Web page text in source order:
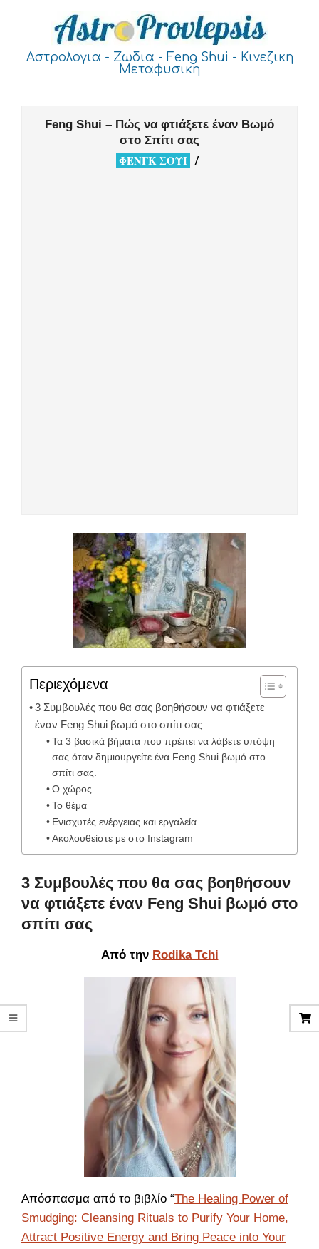
ASTROPROVLEPSIS
Αστρολογια - Ζωδια - Feng Shui - Κινεζικη
Μεταφυσικη
Feng Shui – Πώς να φτιάξετε έναν Βωμό
στο Σπίτι σας
ΦΕΝΓΚ ΣΟΥΙ
Περιεχόμενα
3 Συμβουλές που θα σας βοηθήσουν να φτιάξετε
έναν Feng Shui βωμό στο σπίτι σας
Τα 3 βασικά βήματα που πρέπει να λάβετε υπόψη
σας όταν δημιουργείτε ένα Feng Shui βωμό στο
σπίτι σας.
Ο χώρος
Το θέμα
Ενισχυτές ενέργειας και εργαλεία
Ακολουθείστε με στο Instagram
3 Συμβουλές που θα σας βοηθήσουν
να φτιάξετε έναν Feng Shui βωμό στο
σπίτι σας
Από την Rodika Tchi
Απόσπασμα από το βιβλίο “The Healing Power of
Smudging: Cleansing Rituals to Purify Your Home,
Attract Positive Energy and Bring Peace into Your